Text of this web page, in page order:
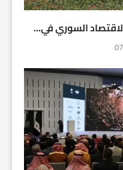
السوري في...